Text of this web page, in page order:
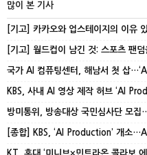
많이 본 기사
[기고] 카카오와 업스테이지의 이유
[기고] 월드컵이 남긴 것: 스포츠 팬
국가 AI 컴퓨팅센터, 해남서 첫 삽
KBS, 사내 AI 영상 제작 허브 ‘AI
방미통위, 방송대상 국민심사단 모
[종합] KBS, ‘AI Production’ 개소